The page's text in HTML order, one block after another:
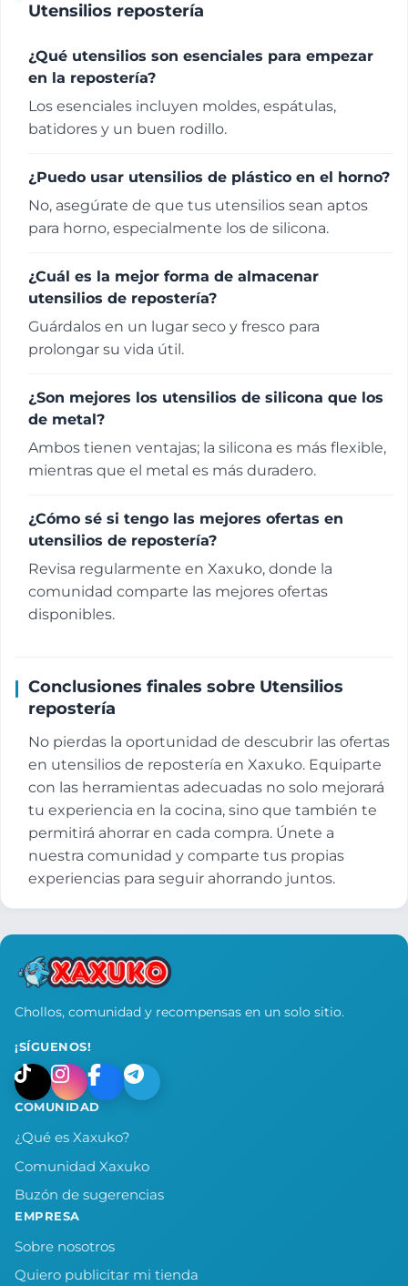
Utensilios repostería
¿Qué utensilios son esenciales para empezar
en la repostería?
Los esenciales incluyen moldes, espátulas,
batidores y un buen rodillo.
¿Puedo usar utensilios de plástico en el horno?
No, asegúrate de que tus utensilios sean aptos
para horno, especialmente los de silicona.
¿Cuál es la mejor forma de almacenar
utensilios de repostería?
Guárdalos en un lugar seco y fresco para
prolongar su vida útil.
¿Son mejores los utensilios de silicona que los
de metal?
Ambos tienen ventajas; la silicona es más flexible,
mientras que el metal es más duradero.
¿Cómo sé si tengo las mejores ofertas en
utensilios de repostería?
Revisa regularmente en Xaxuko, donde la
comunidad comparte las mejores ofertas
disponibles.
Conclusiones finales sobre Utensilios
repostería
No pierdas la oportunidad de descubrir las ofertas
en utensilios de repostería en Xaxuko. Equiparte
con las herramientas adecuadas no solo mejorará
tu experiencia en la cocina, sino que también te
permitirá ahorrar en cada compra. Únete a
nuestra comunidad y comparte tus propias
experiencias para seguir ahorrando juntos.
Chollos, comunidad y recompensas en un solo sitio.
¡SÍGUENOS!
COMUNIDAD
¿Qué es Xaxuko?
Comunidad Xaxuko
Buzón de sugerencias
EMPRESA
Sobre nosotros
Quiero publicitar mi tienda